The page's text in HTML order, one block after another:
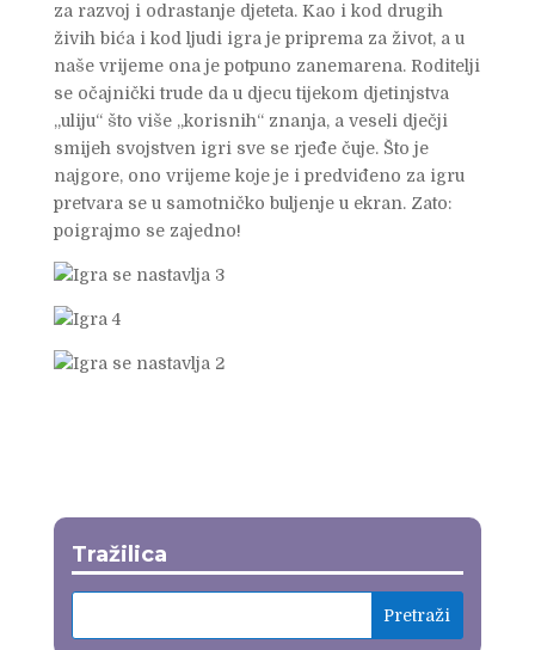
za razvoj i odrastanje djeteta. Kao i kod drugih
živih bića i kod ljudi igra je priprema za život, a u
naše vrijeme ona je potpuno zanemarena. Roditelji
se očajnički trude da u djecu tijekom djetinjstva
„uliju“ što više „korisnih“ znanja, a veseli dječji
smijeh svojstven igri sve se rjeđe čuje. Što je
najgore, ono vrijeme koje je i predviđeno za igru
pretvara se u samotničko buljenje u ekran. Zato:
poigrajmo se zajedno!
Tražilica